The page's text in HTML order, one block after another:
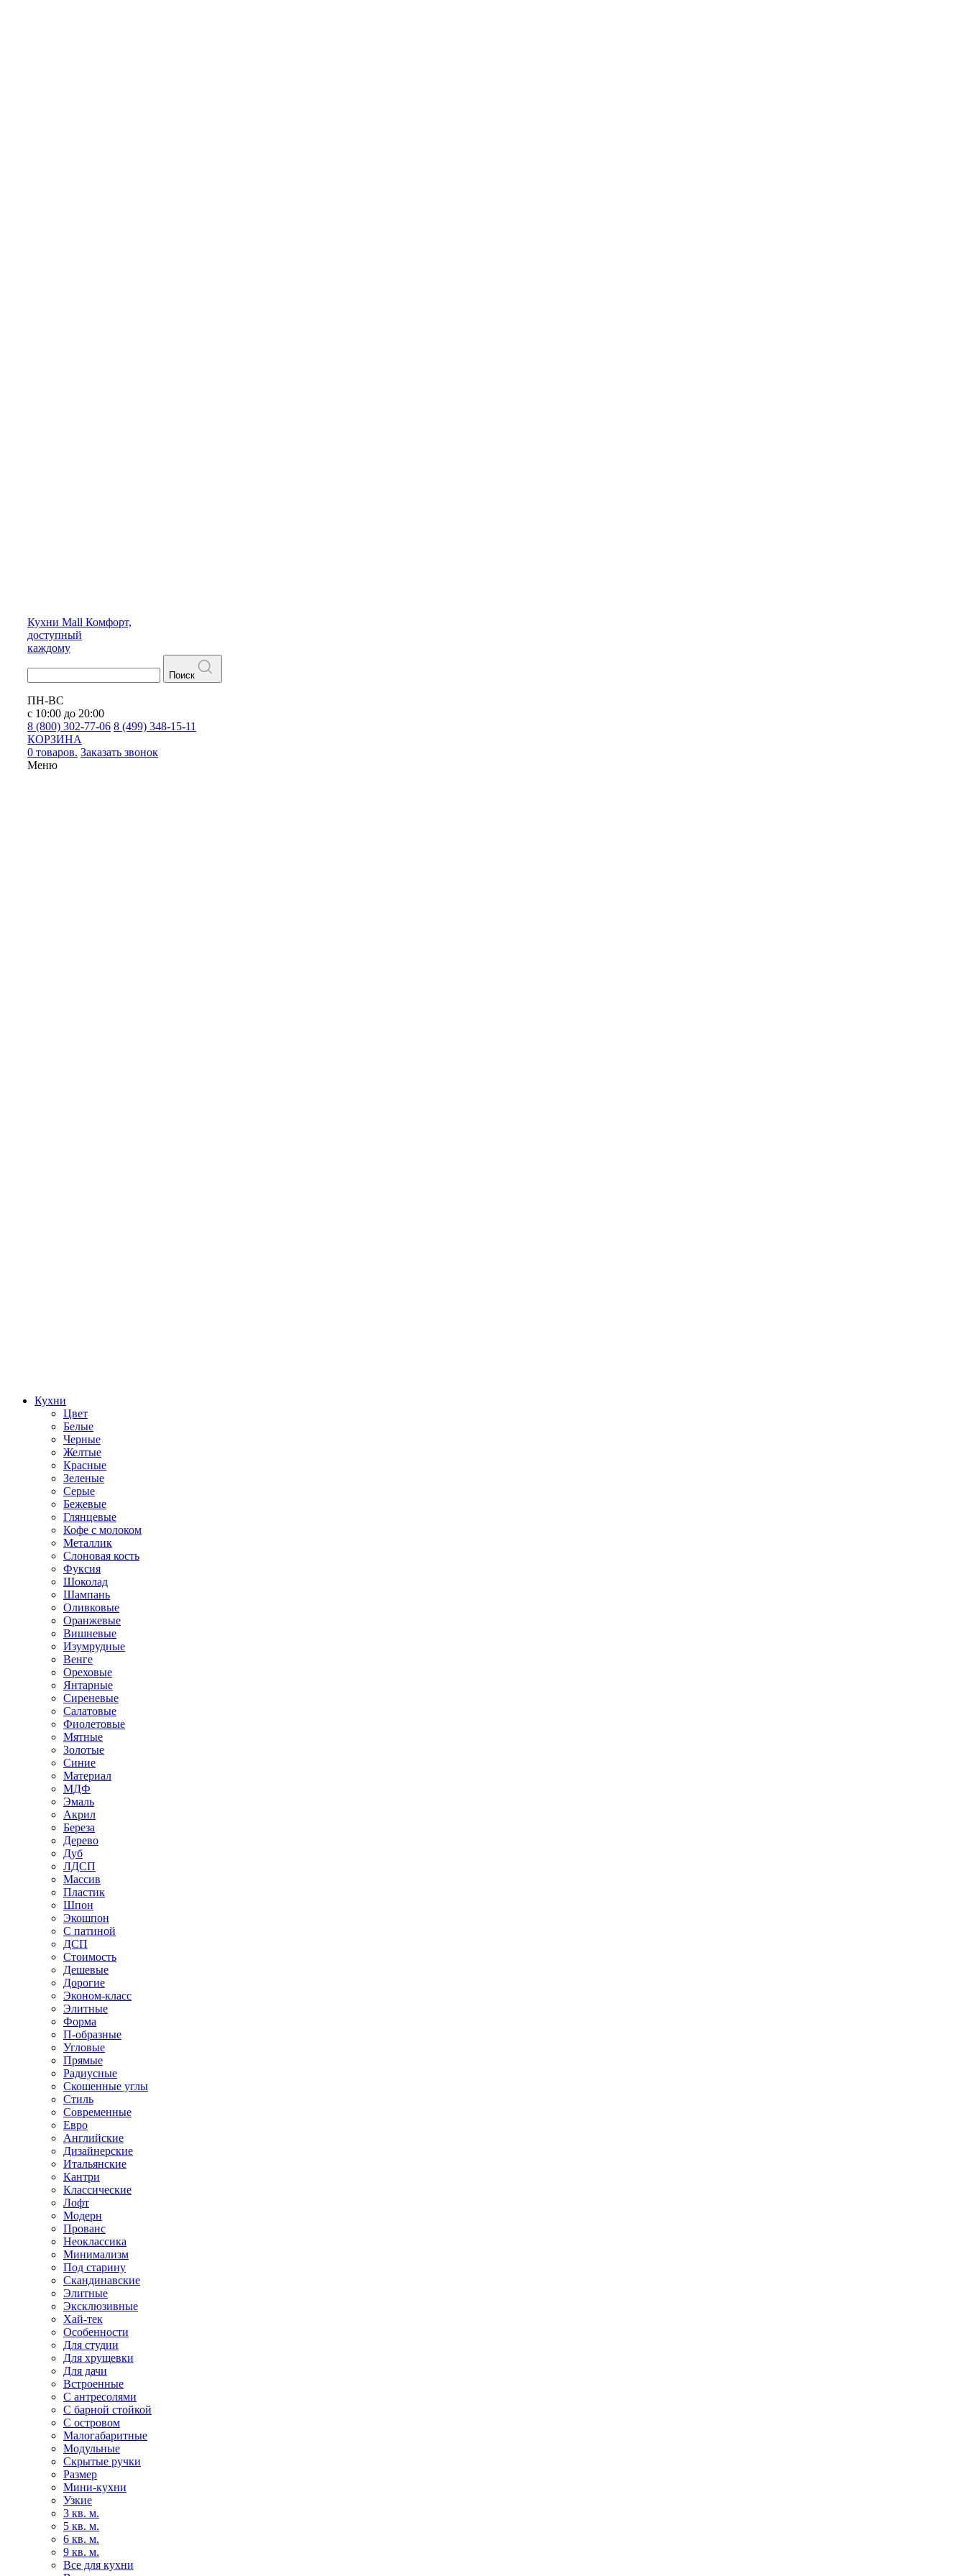
Кухни Mall Комфорт,
доступный
каждому
Поиск
ПН-ВС
с 10:00 до 20:00
8 (800) 302-77-06 8 (499) 348-15-11
КОРЗИНА
0 товаров. Заказать звонок
Меню
Кухни
Цвет
Белые
Черные
Желтые
Красные
Зеленые
Серые
Бежевые
Глянцевые
Кофе с молоком
Металлик
Слоновая кость
Фуксия
Шоколад
Шампань
Оливковые
Оранжевые
Вишневые
Изумрудные
Венге
Ореховые
Янтарные
Сиреневые
Салатовые
Фиолетовые
Мятные
Золотые
Синие
Материал
МДФ
Эмаль
Акрил
Береза
Дерево
Дуб
ЛДСП
Массив
Пластик
Шпон
Экошпон
С патиной
ДСП
Стоимость
Дешевые
Дорогие
Эконом-класс
Элитные
Форма
П-образные
Угловые
Прямые
Радиусные
Скошенные углы
Стиль
Современные
Евро
Английские
Дизайнерские
Итальянские
Кантри
Классические
Лофт
Модерн
Прованс
Неоклассика
Минимализм
Под старину
Скандинавские
Элитные
Эксклюзивные
Хай-тек
Особенности
Для студии
Для хрущевки
Для дачи
Встроенные
С антресолями
С барной стойкой
С островом
Малогабаритные
Модульные
Скрытые ручки
Размер
Мини-кухни
Узкие
3 кв. м.
5 кв. м.
6 кв. м.
9 кв. м.
Все для кухни